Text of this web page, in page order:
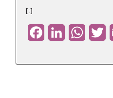
[:]
FacebookLinkedIn